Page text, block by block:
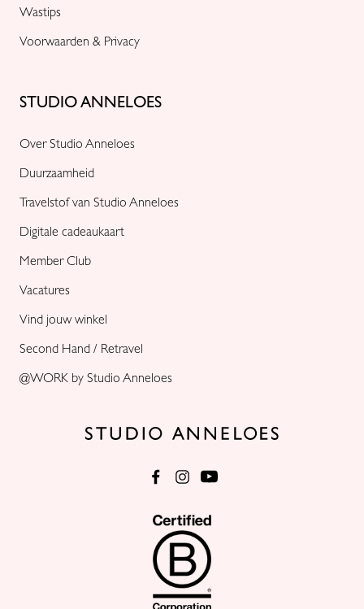
STUDIO ANNELOES
Over Studio Anneloes
Duurzaamheid
Travelstof van Studio Anneloes
Digitale cadeaukaart
Member Club
Vacatures
Vind jouw winkel
Second Hand / Retravel
@WORK by Studio Anneloes
Wastips
Voorwaarden & Privacy